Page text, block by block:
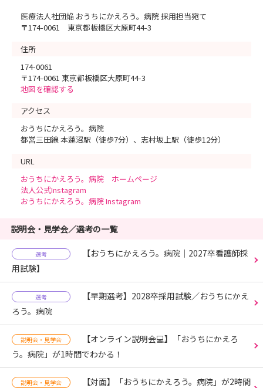
医療法人社団焔 おうちにかえろう。病院 採用担当宛て
〒174-0061 東京都板橋区大原町44-3
住所
174-0061
〒174-0061 東京都板橋区大原町44-3
地図を確認する
アクセス
おうちにかえろう。病院
都営三田線 本蓮沼駅（徒歩7分）、志村坂上駅（徒歩12分）
URL
おうちにかえろう。病院 ホームページ
法人公式Instagram
おうちにかえろう。病院 Instagram
説明会・見学会／選考の一覧
選考
【おうちにかえろう。病院｜2027卒看護師採
用試験】
選考
【早期選考】2028卒採用試験／おうちにかえ
ろう。病院
説明会・見学会
【オンライン説明会💻】「おうちにかえろ
う。病院」が1時間でわかる！
説明会・見学会
【対面】「おうちにかえろう。病院」が2時間